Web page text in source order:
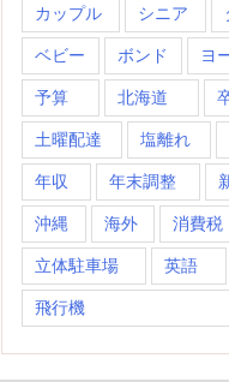
カップル シニア
ベビー ボンド ヨ
予算 北海道
土曜配達 塩離れ
年収 年末調整
沖縄 海外 消費税
立体駐車場 英語
飛行機